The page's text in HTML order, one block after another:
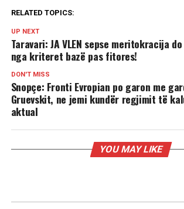
RELATED TOPICS:
UP NEXT
Taravari: JA VLEN sepse meritokracija
nga kriteret bazë pas fitores!
DON'T MISS
Snopçe: Fronti Evropian po garon me
Gruevskit, ne jemi kundër regjimit të
aktual
YOU MAY LIKE